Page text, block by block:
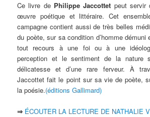
Ce livre de Philippe Jaccottet peut servir
œuvre poétique et littéraire. Cet
campagne contient aussi de très belles
du poète, sur sa condition d’homme
tout recours à une foi ou à une
perception et le sentiment de la nature
délicatesse et d’une rare ferveur. À
Jaccottet fait le point sur sa vie de poète,
la poésie.(éditions Gallimard)
⇒ ÉCOUTER LA LECTURE DE NATHALIE